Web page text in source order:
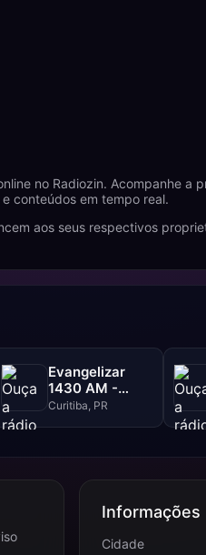
no Radiozin. Acompanhe a
conteúdos em tempo real.
aos seus respectivos
Evangelizar
1430 AM -
1430 AM
Curitiba, PR
Informações
Cidade